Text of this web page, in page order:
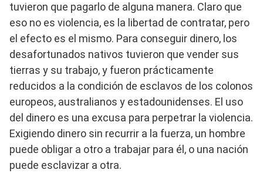
tuvieron que pagarlo de alguna manera. Claro que
eso no es violencia, es la libertad de contratar, pero
el efecto es el mismo. Para conseguir dinero, los
desafortunados nativos tuvieron que vender sus
tierras y su trabajo, y fueron prácticamente
reducidos a la condición de esclavos de los colonos
europeos, australianos y estadounidenses. El uso
del dinero es una excusa para perpetrar la violencia.
Exigiendo dinero sin recurrir a la fuerza, un hombre
puede obligar a otro a trabajar para él, o una nación
puede esclavizar a otra.